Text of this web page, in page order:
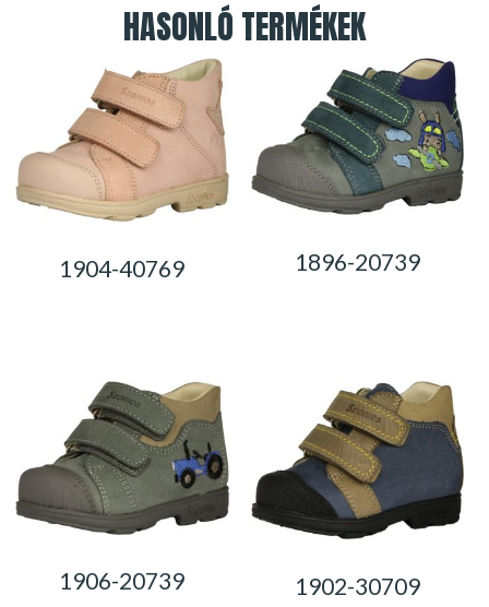
HASONLÓ TERMÉKEK
1904-40769 1896-20739
1906-20739 1902-30709